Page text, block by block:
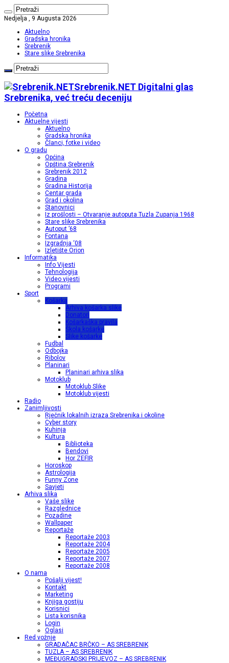
Nedjelja , 9 Augusta 2026
Aktuelno
Gradska hronika
Srebrenik
Stare slike Srebrenika
Srebrenik.NET Digitalni glas
Srebrenika, već treću deceniju
Početna
Aktuelne vijesti
Aktuelno
Gradska hronika
Članci, fotke i video
O gradu
Općina
Opština Srebrenik
Srebrenik 2012
Gradina
Gradina Historija
Centar grada
Grad i okolina
Stanovnici
Iz prošlosti – Otvaranje autoputa Tuzla Zupanja 1968
Stare slike Srebrenika
Autoput ’68
Fontana
Izgradnja ‘08
Izletište Orion
Informatika
Info Vijesti
Tehnologija
Video vijesti
Programi
Sport
Košarka
Arhiva košarka slike
Donatori
Košarkaška pravila
Škola košarke
Slike košarke
Fudbal
Odbojka
Ribolov
Planinari
Planinari arhiva slika
Motoklub
Motoklub Slike
Motoklub vijesti
Radio
Zanimljivosti
Rječnik lokalnih izraza Srebrenika i okoline
Cyber story
Kuhinja
Kultura
Biblioteka
Bendovi
Hor ZEFIR
Horoskop
Astrologija
Funny Zone
Savjeti
Arhiva slika
Vaše slike
Razglednice
Pozadine
Wallpaper
Reportaže
Reportaže 2003
Reportaže 2004
Reportaže 2005
Reportaže 2007
Reportaže 2008
O nama
Pošalji vijest!
Kontakt
Marketing
Knjiga gostiju
Korisnici
Lista korisnika
Login
Oglasi
Red vožnje
GRADAČAC BRČKO – AS SREBRENIK
TUZLA – AS SREBRENIK
MEĐUGRADSKI PRIJEVOZ – AS SREBRENIK